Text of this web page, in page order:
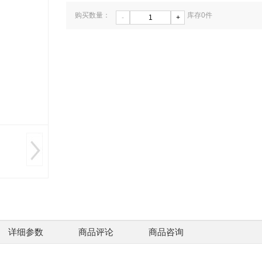
购买数量： - + 库存0件
详细参数 商品评论 商品咨询